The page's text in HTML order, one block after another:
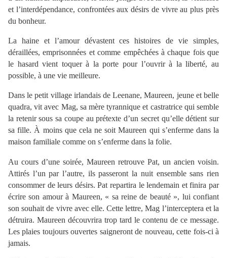
et l’interdépendance, confrontées aux désirs de vivre au plus près
du bonheur.
La haine et l’amour dévastent ces histoires de vie simples,
déraillées, emprisonnées et comme empêchées à chaque fois que
le hasard vient toquer à la porte pour l’ouvrir à la liberté, au
possible, à une vie meilleure.
Dans le petit village irlandais de Leenane, Maureen, jeune et belle
quadra, vit avec Mag, sa mère tyrannique et castratrice qui semble
la retenir sous sa coupe au prétexte d’un secret qu’elle détient sur
sa fille. À moins que cela ne soit Maureen qui s’enferme dans la
maison familiale comme on s’enferme dans la folie.
Au cours d’une soirée, Maureen retrouve Pat, un ancien voisin.
Attirés l’un par l’autre, ils passeront la nuit ensemble sans rien
consommer de leurs désirs. Pat repartira le lendemain et finira par
écrire son amour à Maureen, « sa reine de beauté », lui confiant
son souhait de vivre avec elle. Cette lettre, Mag l’interceptera et la
détruira. Maureen découvrira trop tard le contenu de ce message.
Les plaies toujours ouvertes saigneront de nouveau, cette fois-ci à
jamais.